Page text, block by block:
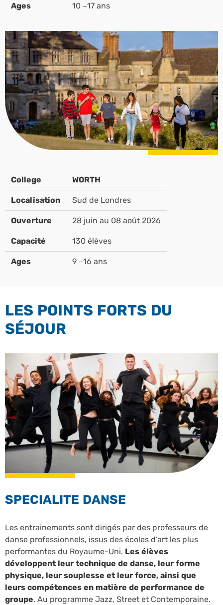
Ages 10 –17 ans
College WORTH
Localisation Sud de Londres
Ouverture 28 juin au 08 août 2026
Capacité 130 élèves
Ages 9 –16 ans
LES POINTS FORTS DU
SÉJOUR
SPECIALITE DANSE
Les entrainements sont dirigés par des professeurs de
danse professionnels, issus des écoles d’art les plus
performantes du Royaume-Uni. Les élèves
développent leur technique de danse, leur forme
physique, leur souplesse et leur force, ainsi que
leurs compétences en matière de performance de
groupe. Au programme Jazz, Street et Contemporaine.